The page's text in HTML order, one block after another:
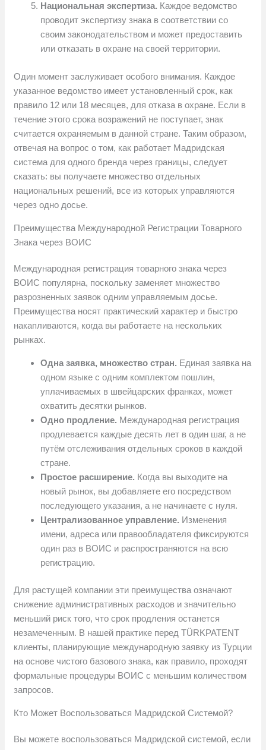
Национальная экспертиза. Каждое ведомство
проводит экспертизу знака в соответствии со
своим законодательством и может предоставить
или отказать в охране на своей территории.
Один момент заслуживает особого внимания. Каждое
указанное ведомство имеет установленный срок, как
правило 12 или 18 месяцев, для отказа в охране. Если в
течение этого срока возражений не поступает, знак
считается охраняемым в данной стране. Таким образом,
отвечая на вопрос о том, как работает Мадридская
система для одного бренда через границы, следует
сказать: вы получаете множество отдельных
национальных решений, все из которых управляются
через одно досье.
Преимущества Международной Регистрации Товарного
Знака через ВОИС
Международная регистрация товарного знака через
ВОИС популярна, поскольку заменяет множество
разрозненных заявок одним управляемым досье.
Преимущества носят практический характер и быстро
накапливаются, когда вы работаете на нескольких
рынках.
Одна заявка, множество стран. Единая заявка на
одном языке с одним комплектом пошлин,
уплачиваемых в швейцарских франках, может
охватить десятки рынков.
Одно продление. Международная регистрация
продлевается каждые десять лет в один шаг, а не
путём отслеживания отдельных сроков в каждой
стране.
Простое расширение. Когда вы выходите на
новый рынок, вы добавляете его посредством
последующего указания, а не начинаете с нуля.
Централизованное управление. Изменения
имени, адреса или правообладателя фиксируются
один раз в ВОИС и распространяются на всю
регистрацию.
Для растущей компании эти преимущества означают
снижение административных расходов и значительно
меньший риск того, что срок продления останется
незамеченным. В нашей практике перед TÜRKPATENT
клиенты, планирующие международную заявку из Турции
на основе чистого базового знака, как правило, проходят
формальные процедуры ВОИС с меньшим количеством
запросов.
Кто Может Воспользоваться Мадридской Системой?
Вы можете воспользоваться Мадридской системой, если